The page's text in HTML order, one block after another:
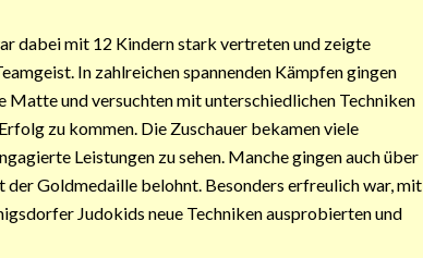
dabei mit 12 Kindern stark vertreten und zeigte
In zahlreichen spannenden Kämpfen gingen
Matte und versuchten mit unterschiedlichen Techniken
zu kommen. Die Zuschauer bekamen viele
Leistungen zu sehen. Manche gingen auch über
der Goldmedaille belohnt. Besonders erfreulich war, mit
Judokids neue Techniken ausprobierten und